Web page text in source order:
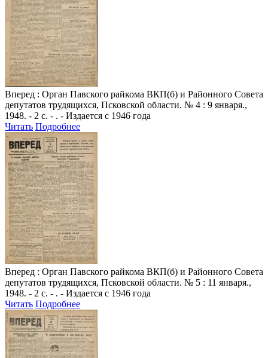
Вперед : Орган Павского райкома ВКП(б) и Районного Совета
депутатов трудящихся, Псковской области. № 4 : 9 января.,
1948. - 2 с. - . - Издается с 1946 года
Читать Подробнее
Вперед : Орган Павского райкома ВКП(б) и Районного Совета
депутатов трудящихся, Псковской области. № 5 : 11 января.,
1948. - 2 с. - . - Издается с 1946 года
Читать Подробнее